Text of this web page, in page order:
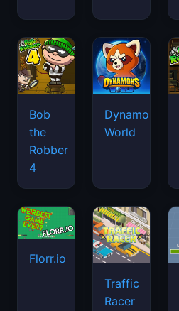
Bob
the
Robber
4
Dynamons
World
Florr.io
Traffic
Racer